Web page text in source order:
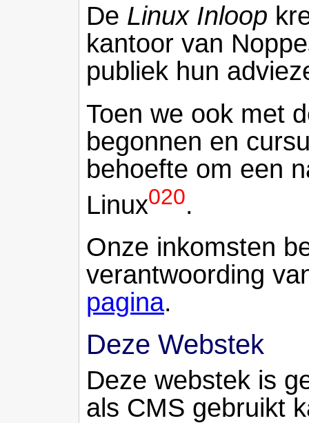
De Linux Inloop
kantoor van
publiek hun
Toen we ook met
begonnen en
behoefte om een
Linux020.
Onze inkomsten
verantwoording
pagina.
Deze Webstek
Deze webstek is
als CMS gebruikt